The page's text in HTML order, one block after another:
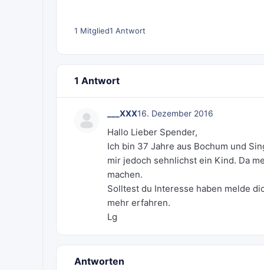
1 Mitglied1 Antwort
1 Antwort
___XXX16. Dezember 2016
Hallo Lieber Spender,
Ich bin 37 Jahre aus Bochum und
mir jedoch sehnlichst ein Kind. Da
machen.
Solltest du Interesse haben melde
mehr erfahren.
Lg
Antworten